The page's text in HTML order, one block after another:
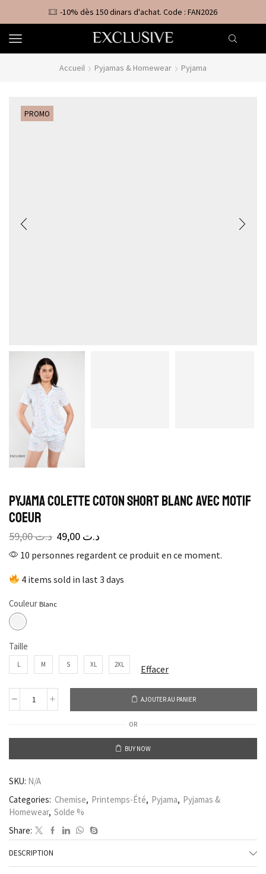
-10% dès 150 dinars d'achat. Code : FAN2026
Accueil Pyjamas & Homewear Pyjama
PROMO
Pyjama Colette Coton Short Blanc Avec motif
Coeur
د.ت59,00 د.ت
10 personnes regardent ce produit en ce moment.
4 items sold in last 3 days
Couleur
Taille
L M S XL 2XL Effacer
AJOUTER AU PANIER
OR
BUY NOW
SKU: N/A
Categories: Chemise, Printemps-Été, Pyjama, Pyjamas &
Homewear, Solde %
Share:
DESCRIPTION